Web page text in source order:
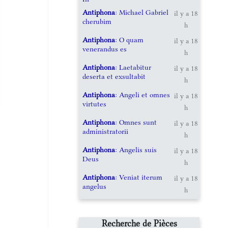
Antiphona: Michael Gabriel
cherubim
il y a 18
h
Antiphona: O quam
venerandus es
il y a 18
h
Antiphona: Laetabitur
deserta et exsultabit
il y a 18
h
Antiphona: Angeli et omnes
virtutes
il y a 18
h
Antiphona: Omnes sunt
administratorii
il y a 18
h
Antiphona: Angelis suis
Deus
il y a 18
h
Antiphona: Veniat iterum
angelus
il y a 18
h
Recherche de Pièces